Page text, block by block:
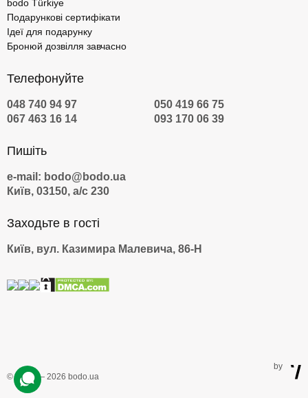
bodo Türkiye
Подарункові сертифікати
Ідеї для подарунку
Бронюй дозвілля завчасно
Телефонуйте
048 740 94 97
050 419 66 75
067 463 16 14
093 170 06 39
Пишіть
e-mail: bodo@bodo.ua
Київ, 03150, а/с 230
Заходьте в гості
Київ, вул. Казимира Малевича, 86-Н
© 2009 — 2026 bodo.ua
by